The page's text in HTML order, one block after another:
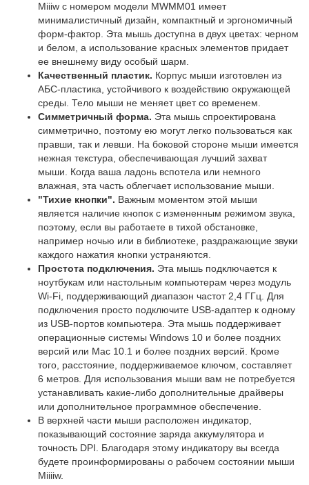
Miiiw с номером модели MWMM01 имеет
минималистичный дизайн, компактный и эргономичный
форм-фактор. Эта мышь доступна в двух цветах: черном
и белом, а использование красных элементов придает
ее внешнему виду особый шарм.
Качественный пластик. Корпус мыши изготовлен из
АБС-пластика, устойчивого к воздействию окружающей
среды. Тело мыши не меняет цвет со временем.
Симметричный форма. Эта мышь спроектирована
симметрично, поэтому ею могут легко пользоваться как
правши, так и левши. На боковой стороне мыши имеется
нежная текстура, обеспечивающая лучший захват
мыши. Когда ваша ладонь вспотела или немного
влажная, эта часть облегчает использование мыши.
"Тихие кнопки". Важным моментом этой мыши
является наличие кнопок с измененным режимом звука,
поэтому, если вы работаете в тихой обстановке,
например ночью или в библиотеке, раздражающие звуки
каждого нажатия кнопки устраняются.
Простота подключения. Эта мышь подключается к
ноутбукам или настольным компьютерам через модуль
Wi-Fi, поддерживающий диапазон частот 2,4 ГГц. Для
подключения просто подключите USB-адаптер к одному
из USB-портов компьютера. Эта мышь поддерживает
операционные системы Windows 10 и более поздних
версий или Mac 10.1 и более поздних версий. Кроме
того, расстояние, поддерживаемое ключом, составляет
6 метров. Для использования мыши вам не потребуется
устанавливать какие-либо дополнительные драйверы
или дополнительное программное обеспечение.
В верхней части мыши расположен индикатор,
показывающий состояние заряда аккумулятора и
точность DPI. Благодаря этому индикатору вы всегда
будете проинформированы о рабочем состоянии мыши
Miiiiw.